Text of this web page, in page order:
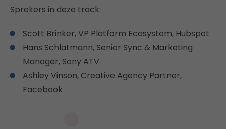
Sprekers in deze track:
Scott Brinker, VP Platform Ecosystem, Hubspot
Hans Schlatmann, Senior Sync & Marketing
Manager, Sony ATV
Ashley Vinson, Creative Agency Partner,
Facebook